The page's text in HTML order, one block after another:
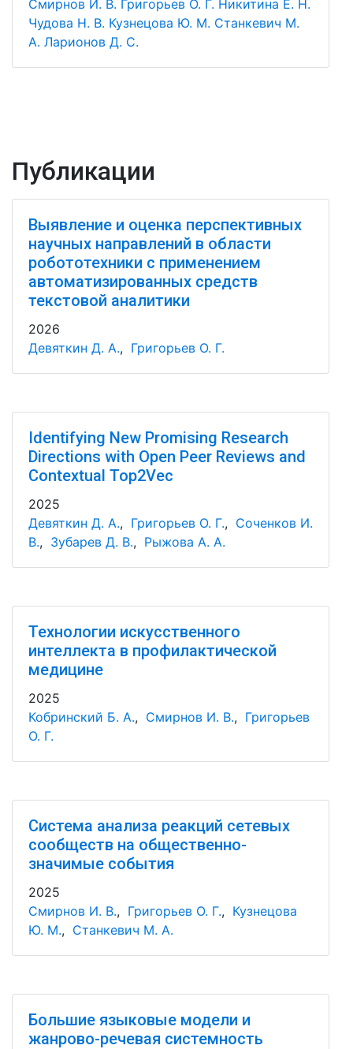
Смирнов И. В. Григорьев О. Г. Никитина Е. Н.
Чудова Н. В. Кузнецова Ю. М. Станкевич М.
А. Ларионов Д. С.
Публикации
Выявление и оценка перспективных
научных направлений в области
робототехники с применением
автоматизированных средств
текстовой аналитики
2026
Девяткин Д. А., Григорьев О. Г.
Identifying New Promising Research
Directions with Open Peer Reviews and
Contextual Top2Vec
2025
Девяткин Д. А., Григорьев О. Г., Соченков И.
В., Зубарев Д. В., Рыжова А. А.
Технологии искусственного
интеллекта в профилактической
медицине
2025
Кобринский Б. А., Смирнов И. В., Григорьев
О. Г.
Система анализа реакций сетевых
сообществ на общественно-
значимые события
2025
Смирнов И. В., Григорьев О. Г., Кузнецова
Ю. М., Станкевич М. А.
Большие языковые модели и
жанрово-речевая системность